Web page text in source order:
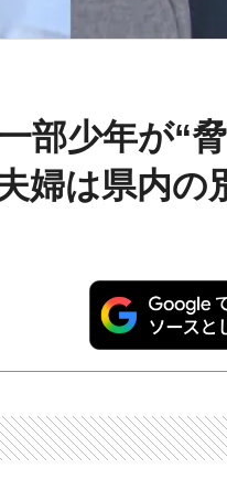
部少年が“
婦は県内の